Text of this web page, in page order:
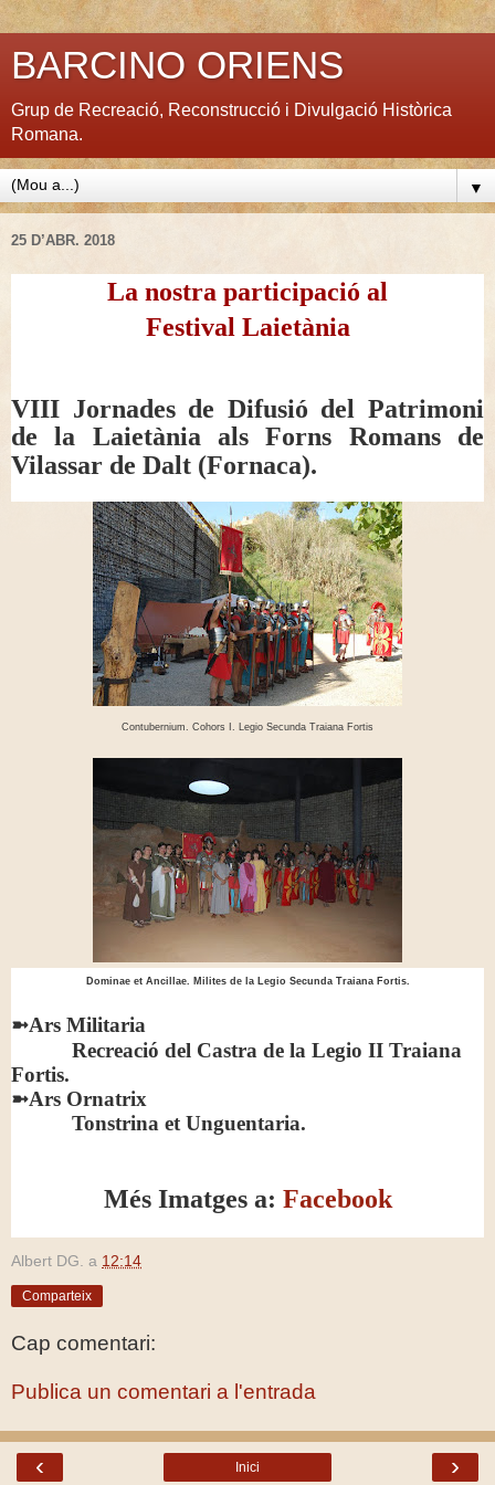
BARCINO ORIENS
Grup de Recreació, Reconstrucció i Divulgació Històrica
Romana.
▼
25 D’ABR. 2018
La nostra participació al
Festival Laietània
VIII Jornades de Difusió del Patrimoni
de la Laietània als Forns Romans de
Vilassar de Dalt (Fornaca).
Contubernium. Cohors I. Legio Secunda Traiana Fortis
Dominae et Ancillae. Milites de la Legio Secunda Traiana Fortis.
➼Ars Militaria
Recreació del Castra de la Legio II Traiana
Fortis.
➼Ars Ornatrix
Tonstrina et Unguentaria.
Més Imatges a: Facebook
Albert DG. a 12:14
Comparteix
Cap comentari:
Publica un comentari a l'entrada
‹ ›
Inici